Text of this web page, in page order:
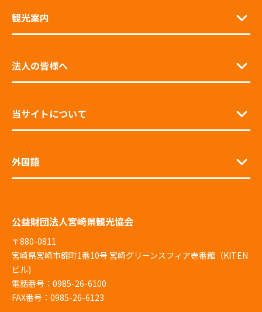
観光案内
法人の皆様へ
当サイトについて
外国語
公益財団法人宮崎県観光協会
〒880-0811
宮崎県宮崎市錦町1番10号 宮崎グリーンスフィア壱番館（KITEN
ビル)
電話番号：0985-26-6100
FAX番号：0985-26-6123